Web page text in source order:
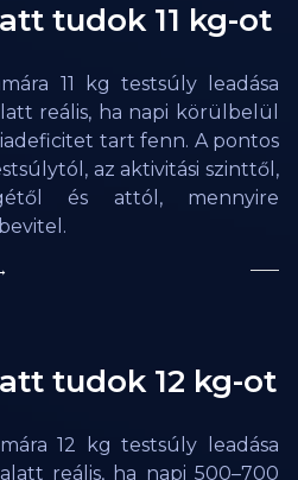
tudok 11 kg-ot
11 kg testsúly leadása
reális, ha napi körülbelül
tart fenn. A pontos
az aktivitási szinttől,
és attól, mennyire
tudok 12 kg-ot
12 kg testsúly leadása
reális, ha napi 500–700